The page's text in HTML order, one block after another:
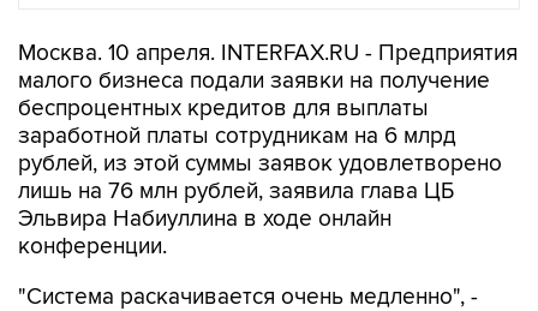
Москва. 10 апреля. INTERFAX.RU - Предприятия
малого бизнеса подали заявки на получение
беспроцентных кредитов для выплаты
заработной платы сотрудникам на 6 млрд
рублей, из этой суммы заявок удовлетворено
лишь на 76 млн рублей, заявила глава ЦБ
Эльвира Набиуллина в ходе онлайн
конференции.
"Система раскачивается очень медленно", -